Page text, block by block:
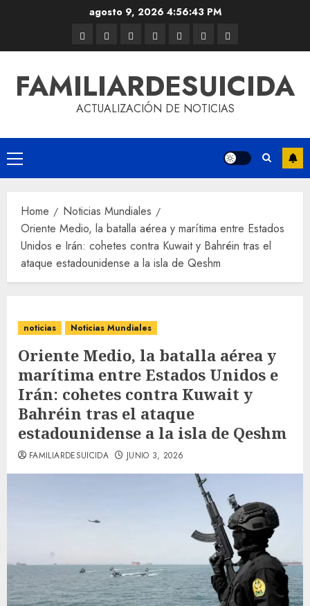
agosto 9, 2026 4:56:43 PM
FAMILIARDESUICIDA
ACTUALIZACIÓN DE NOTICIAS
Home
Noticias Mundiales
Oriente Medio, la batalla aérea y marítima entre Estados
Unidos e Irán: cohetes contra Kuwait y Bahréin tras el
ataque estadounidense a la isla de Qeshm
noticias Noticias Mundiales
Oriente Medio, la batalla aérea y
marítima entre Estados Unidos e
Irán: cohetes contra Kuwait y
Bahréin tras el ataque
estadounidense a la isla de Qeshm
FAMILIARDESUICIDA JUNIO 3, 2026